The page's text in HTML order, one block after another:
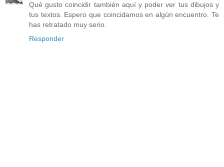
Qué gusto coincidir también aquí y poder ver tus dibujos y
tus textos. Espero que coincidamos en algún encuentro. Te
has retratado muy serio.
Responder